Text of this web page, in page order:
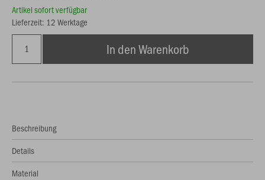
Artikel sofort verfügbar
Lieferzeit: 12 Werktage
In den Warenkorb
Beschreibung
Details
Material